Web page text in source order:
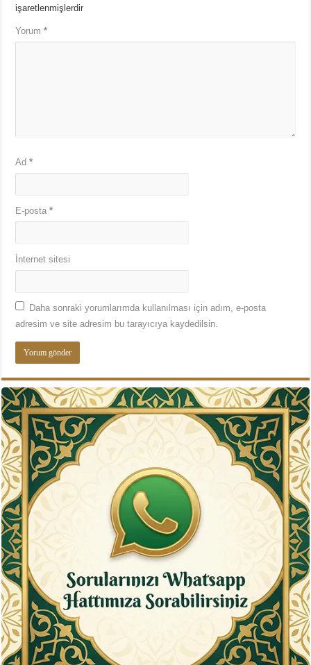
işaretlenmişlerdir
Yorum*
Ad*
E-posta*
İnternet sitesi
Daha sonraki yorumlarımda kullanılması için adım, e-posta
adresim ve site adresim bu tarayıcıya kaydedilsin.